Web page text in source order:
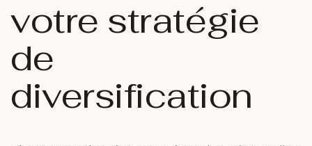
votre stratégie
de
diversification